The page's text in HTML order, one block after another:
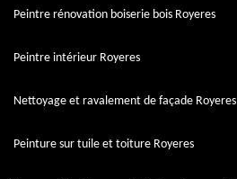
Peintre rénovation boiserie bois Royeres
Peintre intérieur Royeres
Nettoyage et ravalement de façade Royeres
Peinture sur tuile et toiture Royeres